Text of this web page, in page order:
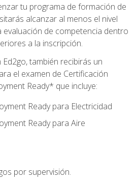
tu programa de formación de
alcanzar al menos el nivel
evaluación de competencia dentro
a la inscripción.
también recibirás un
el examen de Certificación
Ready* que incluye:
Ready para Electricidad
Ready para Aire
por supervisión.